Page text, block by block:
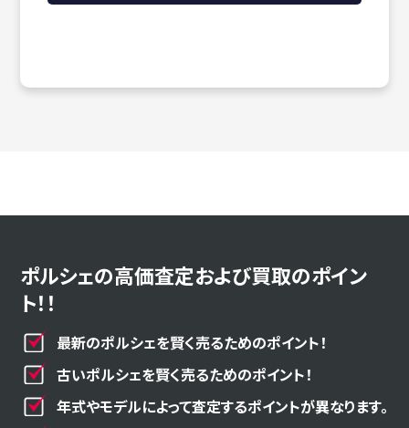
ポルシェの高価査定および買取のポイン
ト！！
最新のポルシェを賢く売るためのポイント！
古いポルシェを賢く売るためのポイント！
年式やモデルによって査定するポイントが異なります。